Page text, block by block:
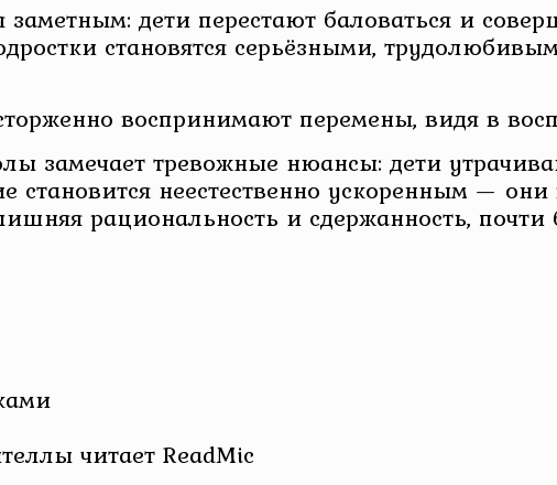
заметным: дети перестают баловаться и
становятся серьёзными,
воспринимают перемены, видя в
замечает тревожные нюансы: дети
неестественно ускоренным —
рациональность и сдержанность, почти
читает ReadMic